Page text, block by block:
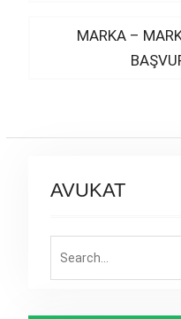
Next
MARKA –
AVUKAT
for: